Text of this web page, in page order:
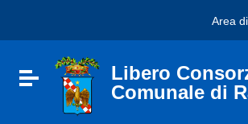
sito
include
Vai al footer
Area
Attiva / disattiva la navigazione
Libero
Comunale di